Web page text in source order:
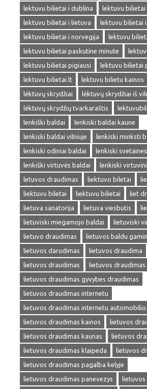
lektuvu bilietai i dublina
lektuvu bilietai
lektuvu bilietai i lietuva
lektuvu bilietai
lektuvu bilietai i norvegija
lektuvu
lektuvu bilietai paskutine minute
lektuvu bilietai pigiausi
lektuvu bilietai
lektuvu bilietai.lt
lektuvu bilietu kainos
lėktuvų skrydžiai
lėktuvų skrydžiai iš
lėktuvų skrydžių tvarkaraštis
lenkiški baldai
lenkiski baldai kaune
lenkiski baldai vilniuje
lenkiski minksti
lenkiski odiniai baldai
lenkiski
lenkiški virtuvės baldai
lenkiski
letuvos draudimas
liektuvo biletai
liektuvu biletai
liektuvu bilietai
liet
lietuva sanatorija
lietuva viesbutis
lietuviski miegamojo baldai
lietuviski
lietuvo draudimas
lietuvos baldu
lietuvos darudimas
lietuvos draudima
lietuvos draudimas
lietuvos
lietuvos draudimas gyvybes draudimas
lietuvos draudimas internetu
lietuvos draudimas internetu automobilio
lietuvos draudimas kainos
lietuvos
lietuvos draudimas kaunas
lietuvos
lietuvos draudimas klaipeda
lietuvos
lietuvos draudimas pagalba kelyje
lietuvos draudimas panevezys
lietuvos